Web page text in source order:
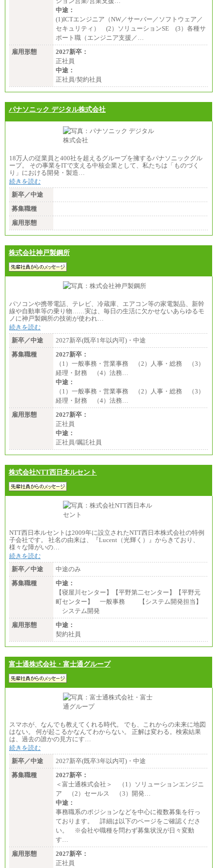
中途：
(1)ICTエンジニア（NW／サーバー／ソフトウェア／
セキュリティ） (2）ソリューションSE (3）各種サ
ポート職（エンジニア支援／…
雇用形態
2027新卒：
正社員
中途：
正社員/契約社員
パナソニック デジタル株式会社
18万人の従業員と400社を超えるグループを擁するパナソニックグル
ープ。 その事業をITで支える中核企業として、私たちは「ものづく
り」における開発・製造…
続きを読む
新卒／中途
募集職種
雇用形態
株式会社神戸製鋼所
パソコンや携帯電話、テレビ、冷蔵庫、エアコン等の家電製品、新幹
線や自動車等の乗り物……実は、毎日の生活に欠かせないあらゆるモ
ノに神戸製鋼所の技術が使われ…
続きを読む
新卒／中途
2027新卒(既卒1年以内可)・中途
募集職種
2027新卒：
（1）一般事務・営業事務 （2）人事・総務 （3）
経理・財務 （4）法務…
中途：
（1）一般事務・営業事務 （2）人事・総務 （3）
経理・財務 （4）法務…
雇用形態
2027新卒：
正社員
中途：
正社員/嘱託社員
株式会社NTT西日本ルセント
NTT西日本ルセントは2009年に設立されたNTT西日本株式会社の特例
子会社です。 社名の由来は、『Lucent（光輝く）』からきており、
様々な障がいの…
続きを読む
新卒／中途
中途のみ
募集職種
中途：
【寝屋川センター】【平野第二センター】【平野元
町センター】 一般事務 【システム開発担当】
システム開発
雇用形態
中途：
契約社員
富士通株式会社・富士通グループ
スマホが、なんでも教えてくれる時代。 でも、これからの未来に地図
はない。 何が起こるかなんてわからない。 正解は変わる。検索結果
は、過去の誰かの見方にす…
続きを読む
新卒／中途
2027新卒(既卒3年以内可)・中途
募集職種
2027新卒：
＜富士通株式会社＞ （1）ソリューションエンジニ
ア （2）セールス （3）開発…
中途：
事務職系のポジションなどを中心に複数募集を行っ
ております。 詳細は以下のページをご確認くださ
い。 ※会社や職種を問わず募集状況が日々変動
す…
雇用形態
2027新卒：
正社員